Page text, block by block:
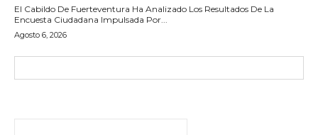
El Cabildo De Fuerteventura Ha Analizado Los Resultados De La
Encuesta Ciudadana Impulsada Por...
Agosto 6, 2026